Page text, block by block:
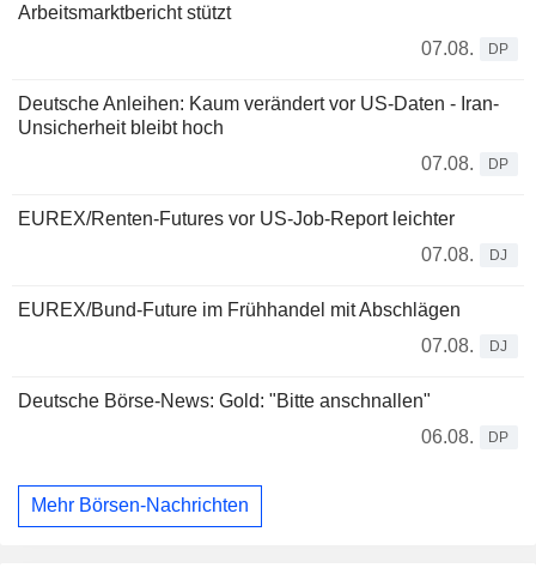
Arbeitsmarktbericht stützt
07.08.
DP
Deutsche Anleihen: Kaum verändert vor US-Daten - Iran-
Unsicherheit bleibt hoch
07.08.
DP
EUREX/Renten-Futures vor US-Job-Report leichter
07.08.
DJ
EUREX/Bund-Future im Frühhandel mit Abschlägen
07.08.
DJ
Deutsche Börse-News: Gold: "Bitte anschnallen"
06.08.
DP
Mehr Börsen-Nachrichten